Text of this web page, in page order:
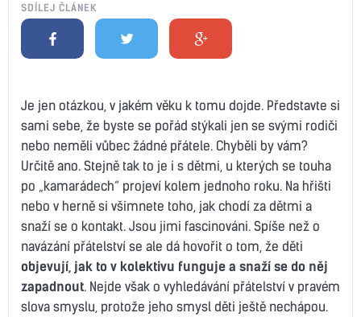
SDÍLEJ ČLÁNEK
Je jen otázkou, v jakém věku k tomu dojde. Představte si
sami sebe, že byste se pořád stýkali jen se svými rodiči
nebo neměli vůbec žádné přátele. Chyběli by vám?
Určitě ano. Stejně tak to je i s dětmi, u kterých se touha
po „kamarádech“ projeví kolem jednoho roku. Na hřišti
nebo v herně si všimnete toho, jak chodí za dětmi a
snaží se o kontakt. Jsou jimi fascinováni. Spíše než o
navázání přátelství se ale dá hovořit o tom, že děti
objevují, jak to v kolektivu funguje a snaží se do něj
zapadnout. Nejde však o vyhledávání přátelství v pravém
slova smyslu, protože jeho smysl děti ještě nechápou.